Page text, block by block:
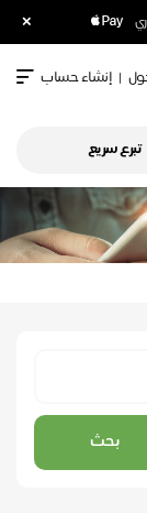
×
| إنشاء حساب
تبرع سريع
بحث